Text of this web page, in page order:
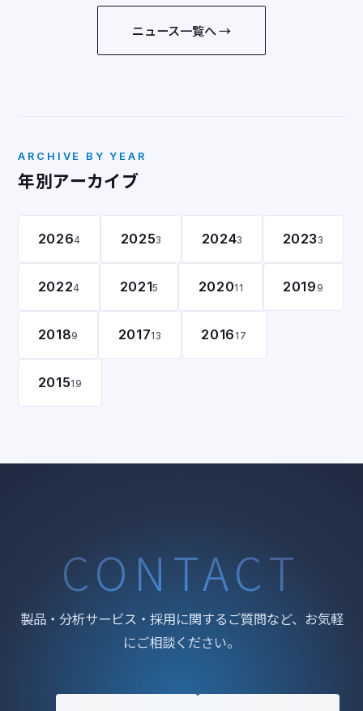
ニュース一覧へ →
ARCHIVE BY YEAR
年別アーカイブ
20264 20253 20243 20233
20224 20215 202011 20199
20189 201713 201617
201519
CONTACT
製品・分析サービス・採用に関するご質問など、お気軽
にご相談ください。